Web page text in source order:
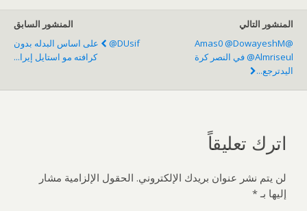
المنشور السابق
@DUsif على اساس البدله بدون
كرافته مو استايل إيرا...
المنشور التالي
@amas0 @DowayeshM
@almriseul في النصر كرة
اليدترجع...
اترك تعليقاً
لن يتم نشر عنوان بريدك الإلكتروني. الحقول الإلزامية مشار
إليها بـ *